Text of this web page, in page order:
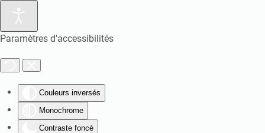
Paramètres d'accessibilités
Couleurs inversés
Monochrome
Contraste foncé